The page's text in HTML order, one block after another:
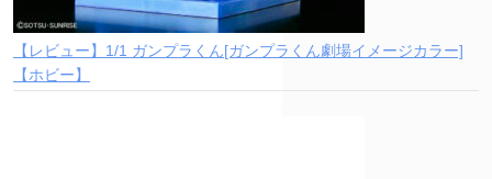
【レビュー】1/1 ガンプラくん[ガンプラくん劇場イメージカラー]
【ホビー】